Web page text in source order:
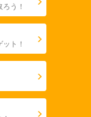
う！
ト！